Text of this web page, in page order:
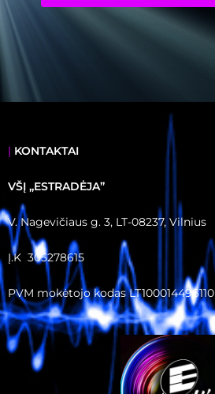
| KONTAKTAI
VŠĮ ,,ESTRADĖJA”
V. Nagevičiaus g. 3, LT-08237, Vilnius
Į.K 305278615
PVM mokėtojo kodas LT100014496110